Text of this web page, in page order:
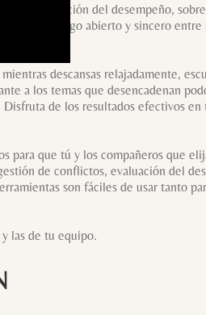
la evaluación del desempeño,
un diálogo abierto y sincero
descansas relajadamente,
a los temas que desencadenan
de los resultados efectivos
para que tú y los compañeros que
de conflictos, evaluación del
son fáciles de usar tanto
las de tu equipo.